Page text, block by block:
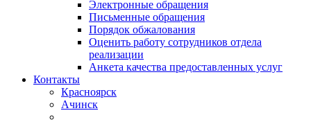
Электронные обращения
Письменные обращения
Порядок обжалования
Оценить работу сотрудников отдела
реализации
Анкета качества предоставленных услуг
Контакты
Красноярск
Ачинск